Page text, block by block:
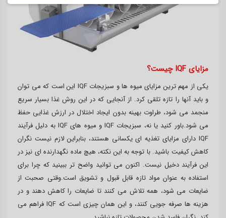
مزایای IQF چیست؟
یکی از مهم ترین مزایای میوه ها و سبزیجات IQF این است که می توان
و باید آنها را تازه تلقی کرد. از آنجایی که در این روش غذا بسیار سریع
منجمد می شود، طراوت بهینه بدون ایجاد اختلال در ارزش غذایی حفظ
می شود.باور کنید یا نه، سبزیجات IQF و میوه های IQF به دلیل فرآیند
IQF دارای مزایای تغذیه ای یکسانی هستند، بنابراین لازم نیست نگران
کاهش کیفیت باشید. با توجه به این نکته، هیچ ماده نگهدارنده ای نیز در
این فرآیند دخیل نیست. اکنون می توانید واضح تر ببینید که چرا برای
استفاده به عنوان مواد تازه قابل قبول و تشویق است.وقتی صحبت از
ضایعات می شود، همه تلاش می کنند تا ضایعات را کاهش دهند و در
هزینه ها صرفه جویی کنند، و این همان چیزی است که IQF فراهم می